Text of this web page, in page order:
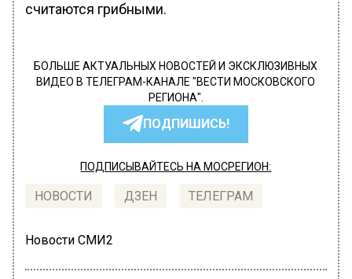
считаются грибными.
БОЛЬШЕ АКТУАЛЬНЫХ НОВОСТЕЙ И ЭКСКЛЮЗИВНЫХ
ВИДЕО В ТЕЛЕГРАМ-КАНАЛЕ "ВЕСТИ МОСКОВСКОГО
РЕГИОНА".
ПОДПИШИСЬ!
ПОДПИСЫВАЙТЕСЬ НА МОСРЕГИОН:
НОВОСТИ ДЗЕН ТЕЛЕГРАМ
Новости СМИ2